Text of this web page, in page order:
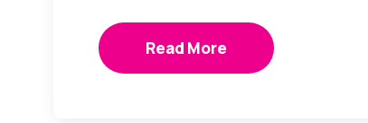
Read More